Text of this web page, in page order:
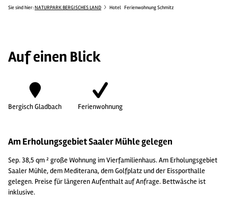
Sie sind hier:NATURPARK BERGISCHES LAND Hotel Ferienwohnung Schmitz
Auf einen Blick
Bergisch Gladbach Ferienwohnung
Am Erholungsgebiet Saaler Mühle gelegen
Sep. 38,5 qm ² große Wohnung im Vierfamilienhaus. Am Erholungsgebiet
Saaler Mühle, dem Mediterana, dem Golfplatz und der Eissporthalle
gelegen. Preise für längeren Aufenthalt auf Anfrage. Bettwäsche ist
inklusive.